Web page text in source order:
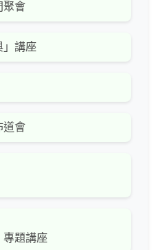
聚會
」講座
道會
題講座